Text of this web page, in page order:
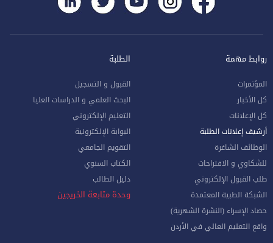
روابط مهمة
المؤتمرات
كل الأخبار
كل الإعلانات
أرشيف إعلانات الطلبة
الوظائف الشاغرة
للشكاوي و الاقتراحات
طلب القبول الإلكتروني
الشبكة الطبية المعتمدة
حصاد الإسراء (النشرة الشهرية)
واقع التعليم العالي في الأردن
الطلبة
القبول و التسجيل
البحث العلمي و الدراسات العليا
التعليم الإلكتروني
البوابة الإلكترونية
التقويم الجامعي
الكتاب السنوي
دليل الطالب
وحدة متابعة الخريجين